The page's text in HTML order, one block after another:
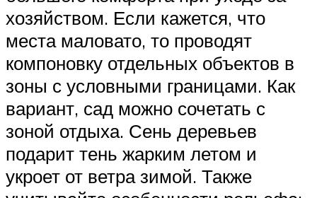
хозяйством. Если кажется, что
места маловато, то проводят
компоновку отдельных объектов в
зоны с условными границами. Как
вариант, сад можно сочетать с
зоной отдыха. Сень деревьев
подарит тень жарким летом и
укроет от ветра зимой. Также